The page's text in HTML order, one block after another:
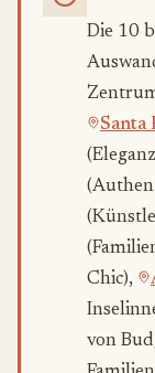
Die 10
Santa
Chic),
von